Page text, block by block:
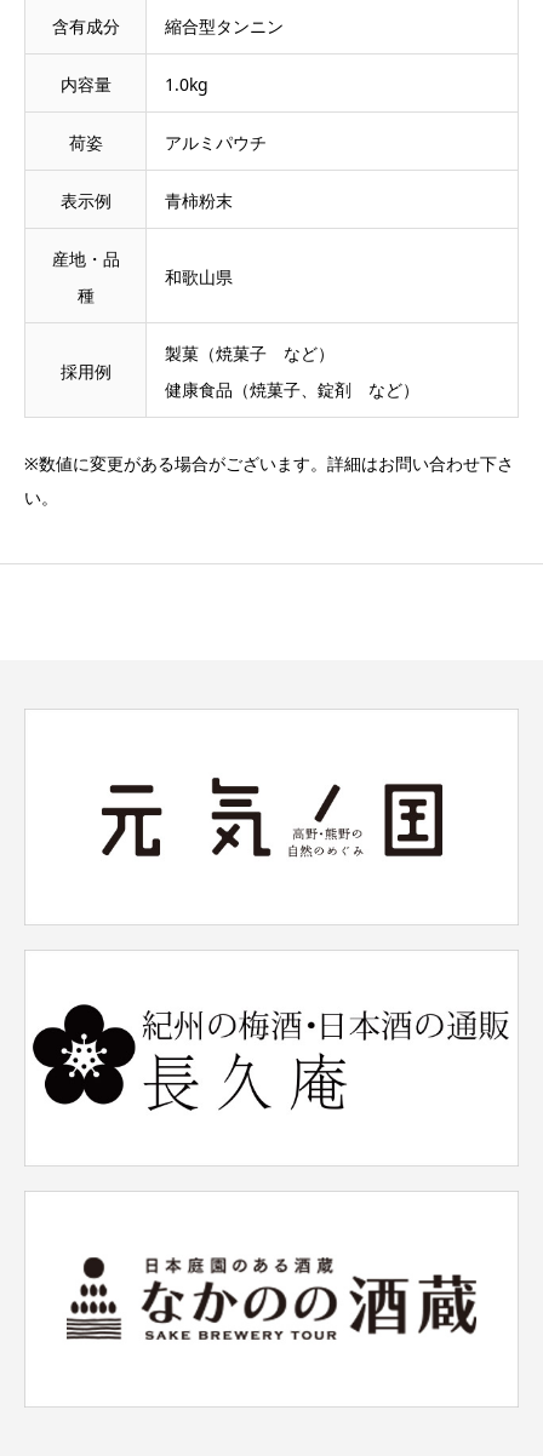
含有成分 縮合型タンニン
内容量 1.0kg
荷姿 アルミパウチ
表示例 青柿粉末
産地・品
種
和歌山県
採用例
製菓（焼菓子 など）
健康食品（焼菓子、錠剤 など）
※数値に変更がある場合がございます。詳細はお問い合わせ下さ
い。